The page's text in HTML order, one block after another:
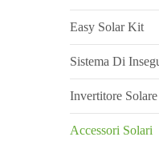
Easy Solar Kit
Sistema Di
Invertitore Solare
Accessori Solari